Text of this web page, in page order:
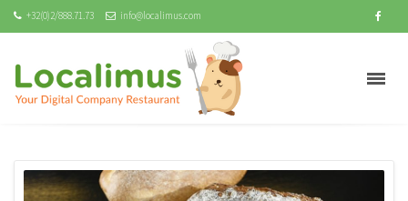
+32(0)2/888.71.73 info@localimus.com